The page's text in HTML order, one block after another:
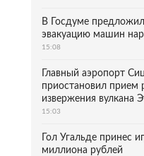
В Госдуме
эвакуацию машин
15:08
Главный аэропорт
приостановил прием
извержения вулкана
15:03
Гол Угальде принес
миллиона рублей